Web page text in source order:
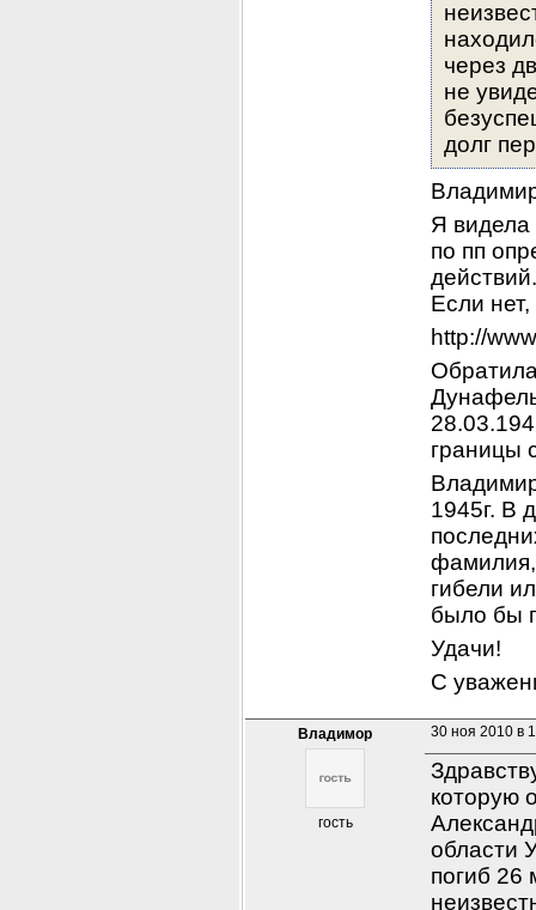
через
не
долг
Я видела
по пп
Если
http://
границы
1945г. В
гибели
было бы
Удачи!
С
Владимор
гость
30 ноя 2010 в
области
погиб 26